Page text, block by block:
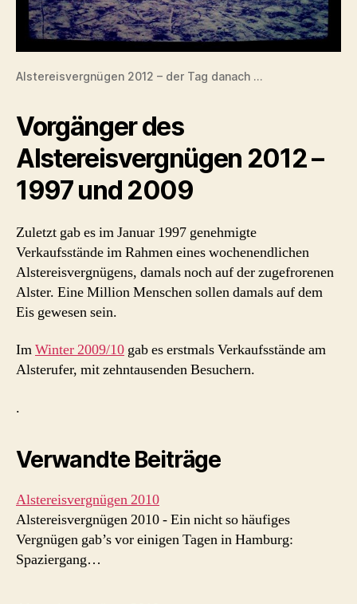
Alstereisvergnügen 2012 – der Tag danach …
Vorgänger des
Alstereisvergnügen 2012 –
1997 und 2009
Zuletzt gab es im Januar 1997 genehmigte
Verkaufsstände im Rahmen eines wochenendlichen
Alstereisvergnügens, damals noch auf der zugefrorenen
Alster. Eine Million Menschen sollen damals auf dem
Eis gewesen sein.
ImWinter 2009/10 gab es erstmals Verkaufsstände am
Alsterufer, mit zehntausenden Besuchern.
.
Verwandte Beiträge
Alstereisvergnügen 2010
Alstereisvergnügen 2010 - Ein nicht so häufiges
Vergnügen gab’s vor einigen Tagen in Hamburg:
Spaziergang…